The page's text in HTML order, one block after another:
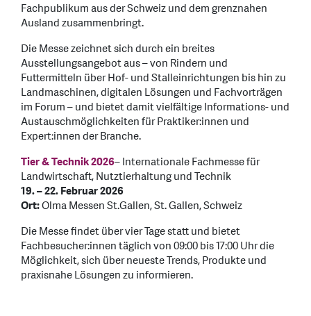
Fachpublikum aus der Schweiz und dem grenznahen
Ausland zusammenbringt.
Die Messe zeichnet sich durch ein breites
Ausstellungsangebot aus – von Rindern und
Futtermitteln über Hof- und Stalleinrichtungen bis hin zu
Landmaschinen, digitalen Lösungen und Fachvorträgen
im Forum – und bietet damit vielfältige Informations- und
Austauschmöglichkeiten für Praktiker:innen und
Expert:innen der Branche.
Tier & Technik 2026– Internationale Fachmesse für
Landwirtschaft, Nutztierhaltung und Technik
19. – 22. Februar 2026
Ort:Olma Messen St.Gallen, St. Gallen, Schweiz
Die Messe findet über vier Tage statt und bietet
Fachbesucher:innen täglich von 09:00 bis 17:00 Uhr die
Möglichkeit, sich über neueste Trends, Produkte und
praxisnahe Lösungen zu informieren.